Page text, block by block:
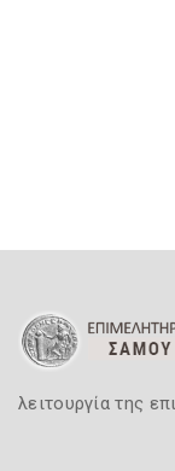
λειτουργία της